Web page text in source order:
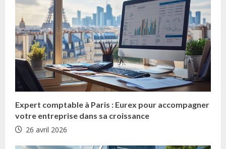
i
n
g
Expert comptable à Paris : Eurex pour accompagner
votre entreprise dans sa croissance
26 avril 2026